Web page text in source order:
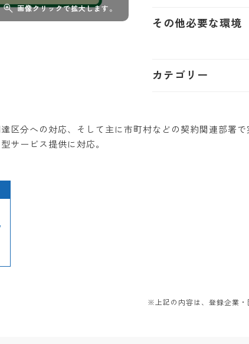
画像クリックで拡大します。
その他必要な環境
カテゴリー
区分への対応、そして主に市町村などの契約関連部署
サービス提供に対応。
※上記の内容は、登録企業・